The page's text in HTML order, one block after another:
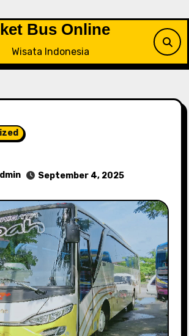
Bus Online
Wisata Indonesia
September 4, 2025